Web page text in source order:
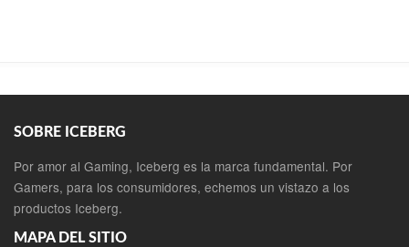
SOBRE ICEBERG
Por amor al Gaming, Iceberg es la marca fundamental. Por
Gamers, para los consumidores, echemos un vistazo a los
productos Iceberg.
MAPA DEL SITIO